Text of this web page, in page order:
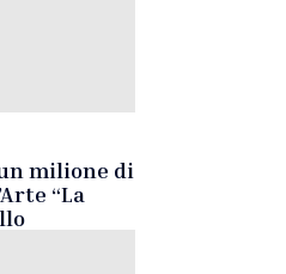
milione di
“La